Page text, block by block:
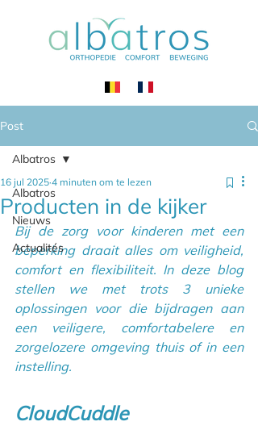
Post
Albatros
Nieuws
Actualités
Albatros
Producten in de kijker
16 jul 2025 4 minuten om te lezen
Bij de zorg voor kinderen met een
beperking draait alles om veiligheid,
comfort en flexibiliteit. In deze blog
stellen we met trots 3 unieke
oplossingen voor die bijdragen aan
een veiligere, comfortabelere en
zorgelozere omgeving thuis of in een
instelling.
CloudCuddle